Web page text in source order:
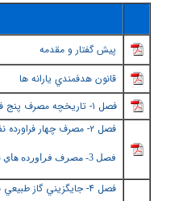
پيش گفتار و مقدمه
قانون هدفمندي يارانه ها
فصل ١- تاريخچه مصرف پنج فراورده اصلي از سال
فصل ٢ - مصرف چهار فراورده نفتي
فصل 3- مصرف فراورده هاي نفتي و گاز طبيعي1389-1355
فصل ٤ - جايگزيني گاز طبيعي